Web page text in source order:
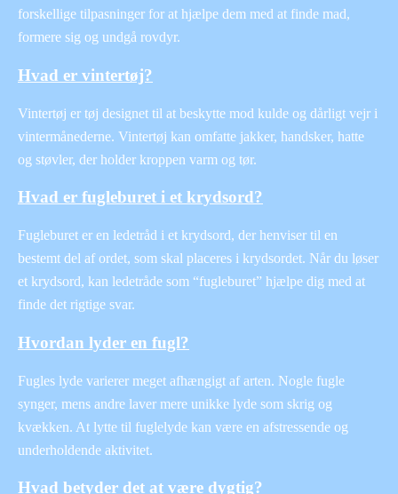
forskellige tilpasninger for at hjælpe dem med at finde mad,
formere sig og undgå rovdyr.
Hvad er vintertøj?
Vintertøj er tøj designet til at beskytte mod kulde og dårligt vejr i
vintermånederne. Vintertøj kan omfatte jakker, handsker, hatte
og støvler, der holder kroppen varm og tør.
Hvad er fugleburet i et krydsord?
Fugleburet er en ledetråd i et krydsord, der henviser til en
bestemt del af ordet, som skal placeres i krydsordet. Når du løser
et krydsord, kan ledetråde som “fugleburet” hjælpe dig med at
finde det rigtige svar.
Hvordan lyder en fugl?
Fugles lyde varierer meget afhængigt af arten. Nogle fugle
synger, mens andre laver mere unikke lyde som skrig og
kvækken. At lytte til fuglelyde kan være en afstressende og
underholdende aktivitet.
Hvad betyder det at være dygtig?